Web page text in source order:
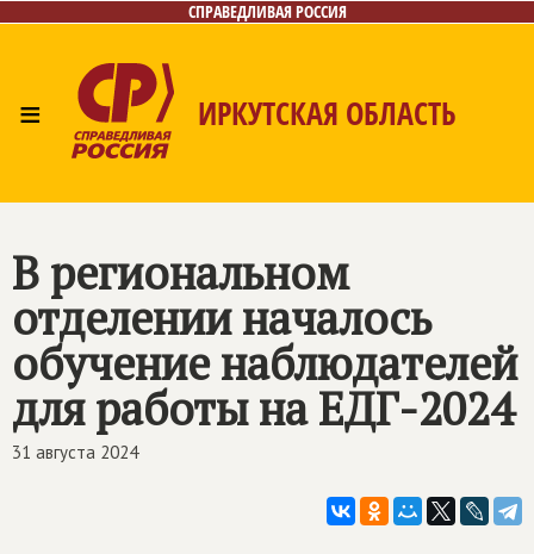
СПРАВЕДЛИВАЯ РОССИЯ
≡ ИРКУТСКАЯ ОБЛАСТЬ
В региональном
отделении началось
обучение наблюдателей
для работы на ЕДГ-2024
31 августа 2024